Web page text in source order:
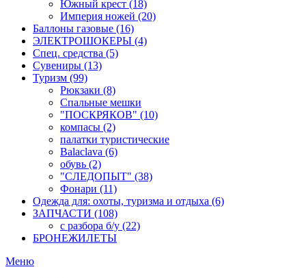
Южный крест (18)
Империя ножей (20)
Баллоны газовые (16)
ЭЛЕКТРОШОКЕРЫ (4)
Спец. средства (5)
Сувениры (13)
Туризм (99)
Рюкзаки (8)
Спальные мешки
"ПОСКРЯКОВ" (10)
компасы (2)
палатки туристические
Balaclava (6)
обувь (2)
"СЛЕДОПЫТ" (38)
Фонари (11)
Одежда для: охоты, туризма и отдыха (6)
ЗАПЧАСТИ (108)
с разбора б/у (22)
БРОНЕЖИЛЕТЫ
Меню